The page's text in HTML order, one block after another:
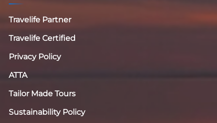
Travelife Partner
Travelife Certified
Privacy Policy
ATTA
Tailor Made Tours
Sustainability Policy